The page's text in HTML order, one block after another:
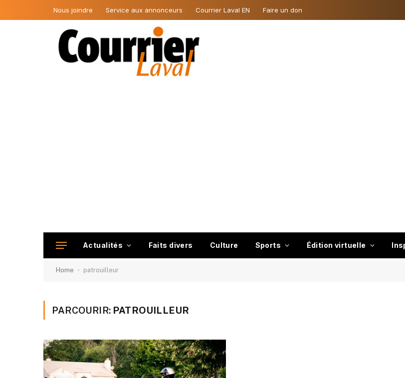
Nous joindre Service aux annonceurs Courrier Laval EN Faire un don
Actualités Faits divers Culture Sports Édition virtuelle
Home - patrouilleur
PARCOURIR: PATROUILLEUR